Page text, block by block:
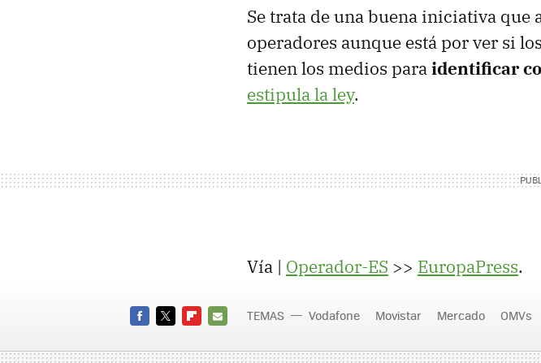
Se trata de una buena iniciativa que
operadores aunque está por ver si
tienen los medios paraidentificar
estipula la ley.
Vía | Operador-ES >> EuropaPress.
MAIL
TEMAS Vodafone Movistar Mercado OMVs